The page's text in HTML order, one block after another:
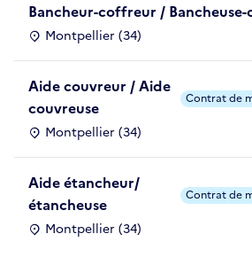
Bancheur-coffreur /
Montpellier (34)
Aide couvreur / Aide
couvreuse
Montpellier (34)
Contrat de
Aide étancheur/
étancheuse
Montpellier (34)
Contrat de